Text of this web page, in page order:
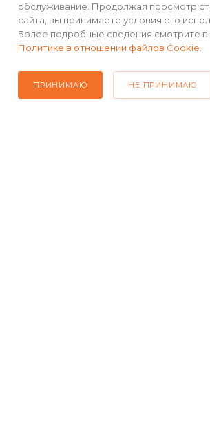
обслуживание. Продолжая просмотр
сайта, вы принимаете условия его
Более подробные сведения смотрите
Политике в отношении файлов Cookie
ПРИНИМАЮ НЕ ПРИНИМАЮ